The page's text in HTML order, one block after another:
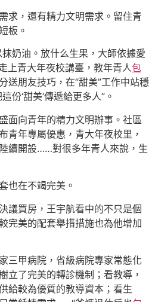
求，還有精力文明需求。留住青
板。
奶油。放什么生果，大師依據愛
上青大年夜校講臺，教年青人包
送朋友技巧，在“甜美”工作中站穩
這份‘甜美’傳遞給更多人”。
面向青年的精力文明辦事。社區
青年專屬優惠，青大年夜校里，
續開設……對很多年青人來說，生
也在不竭完美。
議買房，王宇航看中的不只是個
完美的配套舉措措施也為他增加
三甲病院，省級病院專家常態化
立了完美的轉診機制；看教導，
給較為優質的教導資本；看生